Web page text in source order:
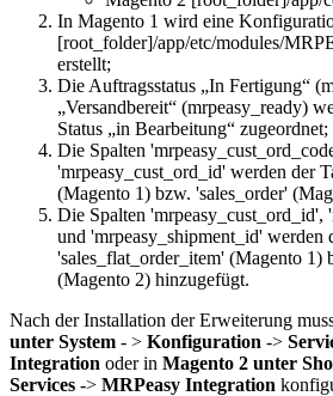
In Magento 1 wird eine
[root_folder]/app/etc/modules/
erstellt;
Die Auftragsstatus „In Fertigung“
„Versandbereit“ (mrpeasy_ready)
Status „in Bearbeitung“ zugeordnet;
Die Spalten
'mrpeasy_cust_ord_id' werden der
(Magento 1) bzw. 'sales_order'
Die Spalten 'mrpeasy_cust_ord_id',
und 'mrpeasy_shipment_id' werden
'sales_flat_order_item' (Magento 1)
(Magento 2) hinzugefügt.
Nach der Installation der Erweiterung
unter System - > Konfiguration ->
Integration oder in Magento 2 unter
Services -> MRPeasy Integration